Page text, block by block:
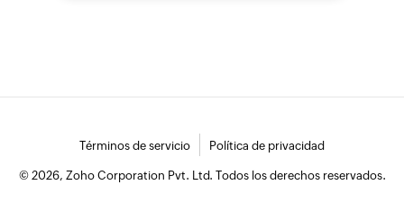
Términos de servicio Política de privacidad
© 2026, Zoho Corporation Pvt. Ltd. Todos los derechos reservados.